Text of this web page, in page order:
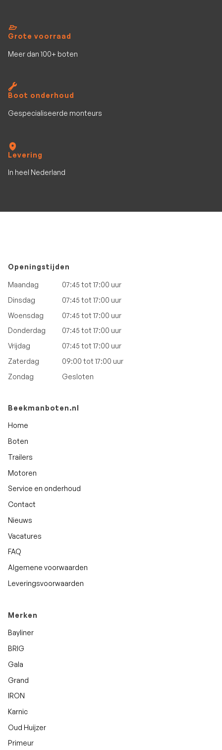
Grote voorraad
Meer dan 100+ boten
Boot onderhoud
Gespecialiseerde monteurs
Levering
In heel Nederland
Openingstijden
Maandag
07:45 tot 17:00 uur
Dinsdag
07:45 tot 17:00 uur
Woensdag
07:45 tot 17:00 uur
Donderdag
07:45 tot 17:00 uur
Vrijdag
07:45 tot 17:00 uur
Zaterdag
09:00 tot 17:00 uur
Zondag
Gesloten
Beekmanboten.nl
Home
Boten
Trailers
Motoren
Service en onderhoud
Contact
Nieuws
Vacatures
FAQ
Algemene voorwaarden
Leveringsvoorwaarden
Merken
Bayliner
BRIG
Gala
Grand
IRON
Karnic
Oud Huijzer
Primeur